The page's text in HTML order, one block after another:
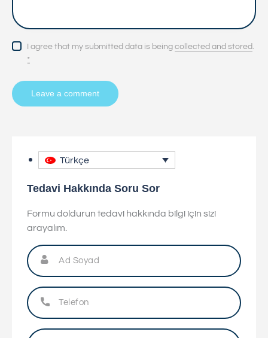
I agree that my submitted data is beingcollected and stored
*
Türkçe
Tedavi Hakkında Soru Sor
Formu doldurun tedavi hakkında bilgi için sizi
arayalım.